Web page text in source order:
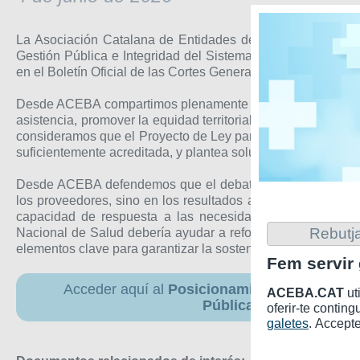
La Asociación Catalana de Entidades de Base
Gestión Pública e Integridad del Sistema Nacional de
en el Boletín Oficial de las Cortes Generales.
Desde ACEBA compartimos plenamente los objetivos de
asistencia, promover la equidad territorial y social y
consideramos que el Proyecto de Ley parte de un
suficientemente acreditada, y plantea soluciones que
Desde ACEBA defendemos que el debate sobre el futuro
los proveedores, sino en los resultados asistenciales, la
capacidad de respuesta a las necesidades de salud de
Nacional de Salud debería ayudar a reforzar la capacidad
elementos clave para garantizar la sostenibilidad y la
Acceder aquí al Posicionamiento
Pública e Integridad
Fem servir
ACEBA.CAT
oferir-te
galetes.